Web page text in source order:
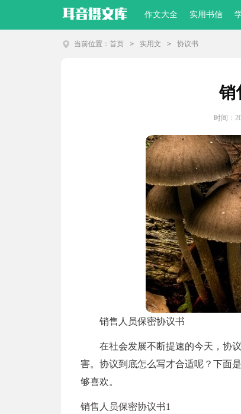
作文大全 实用书信
当前位置： 首页 > 实用文 > 协议书
销
时间：
销售人员保密协议书
在社会发展不断提速的今天，协
害。协议到底怎么写才合适呢？下面
够喜欢。
销售人员保密协议书1